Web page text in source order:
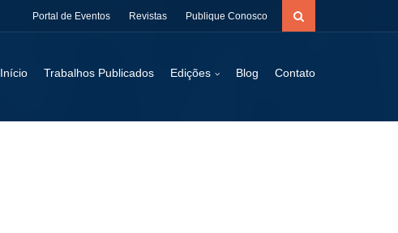
Portal de Eventos Revistas Publique Conosco
Início Trabalhos Publicados Edições Blog Contato